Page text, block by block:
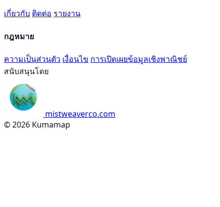
เกี่ยวกับ ติดต่อ รายงาน
กฎหมาย
ความเป็นส่วนตัว เงื่อนไข การเปิดเผยข้อมูลเชิงพาณิชย์
สนับสนุนโดย
mistweaverco.com
© 2026 Kumamap